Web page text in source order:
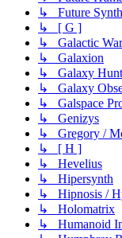
↳ Future
↳ [ G ]
↳ Galactic
↳ Galaxion
↳ Galaxy
↳ Galaxy
↳ Galspace
↳ Genizys
↳ Gregory /
↳ [ H ]
↳ Hevelius
↳ Hipersynth
↳ Hipnosis /
↳ Holomatrix
↳ Humanoid